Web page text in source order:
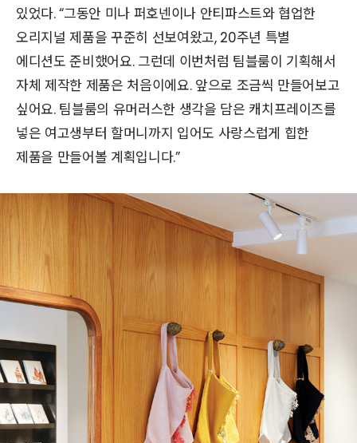
있었다. “그동안 미나 퍼호넨이나 안티파스트와 협업한
오리지널 제품을 꾸준히 선보여왔고, 20주년 특별
에디션도 준비했어요. 그런데 이번처럼 팀블룸이 기획해서
자체 제작한 제품은 처음이에요. 앞으로 조금씩 만들어보고
싶어요. 팀블룸의 유머러스한 생각을 담은 캐치프레이즈를
넣은 여고생부터 할머니까지 입어도 사랑스럽게 힙한
제품을 만들어볼 계획입니다.”